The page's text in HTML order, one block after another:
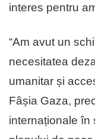
interes pentru
“Am avut un
necesitatea
umanitar și
Fâșia Gaza,
internaționale în